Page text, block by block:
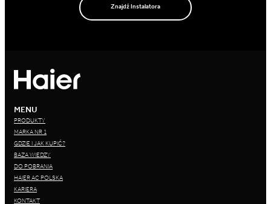
Znajdź Instalatora
MENU
PRODUKTY
MARKA NR 1
GDZIE I JAK KUPIĆ?
BAZA WIEDZY
DO POBRANIA
HAIER AC POLSKA
KARIERA
KONTAKT